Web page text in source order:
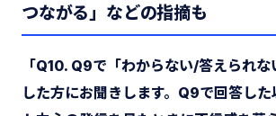
つながる」などの指摘も
「Q10. Q9で「わからない/答えられ
した方にお聞きします。Q9で回答し